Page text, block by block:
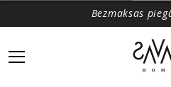
Bezmaksas